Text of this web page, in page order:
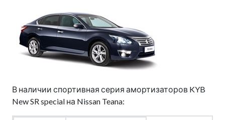
В наличии спортивная серия амортизаторов KYB
New SR special на Nissan Teana: